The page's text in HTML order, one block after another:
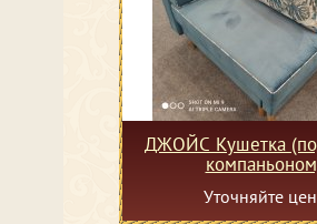
ДЖОЙС Кушетка
Уточняйте